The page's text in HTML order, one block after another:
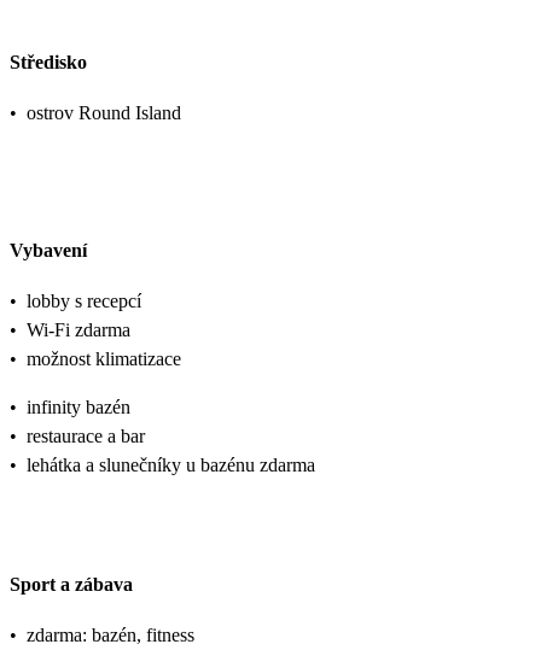
Středisko
• ostrov Round Island
Vybavení
• lobby s recepcí
• Wi-Fi zdarma
• možnost klimatizace
• infinity bazén
• restaurace a bar
• lehátka a slunečníky u bazénu zdarma
Sport a zábava
• zdarma: bazén, fitness